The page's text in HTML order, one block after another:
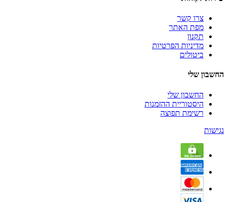
צרו קשר
מפת האתר
תקנון
מדיניות הפרטיות
ביטולים
החשבון שלי
החשבון שלי
היסטוריית ההזמנות
רשימת תפוצה
נגישות